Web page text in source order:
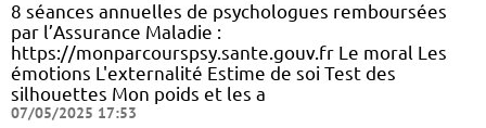
8 séances annuelles de psychologues remboursées
par l’Assurance Maladie :
https://monparcourspsy.sante.gouv.fr Le moral Les
émotions L'externalité Estime de soi Test des
silhouettes Mon poids et les a
07/05/2025 17:53